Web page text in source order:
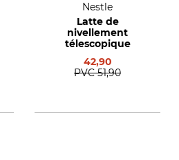
Nestle
Latte de
nivellement
télescopique
42,90
PVC 51,90